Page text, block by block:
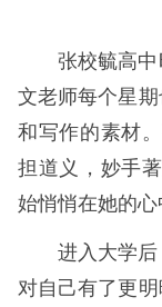
张校毓高
文老师每个星
和写作的素材
担道义，妙手
始悄悄在她的心
进入大学
对自己有了更